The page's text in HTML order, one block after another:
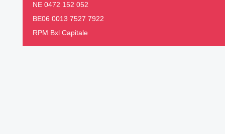
NE 0472 152 052
BE06 0013 7527 7922
RPM Bxl Capitale